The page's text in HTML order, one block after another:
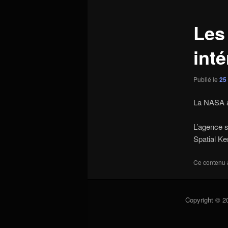
Publié le 25
La NASA
Spatial
Ce contenu
Copyright ©